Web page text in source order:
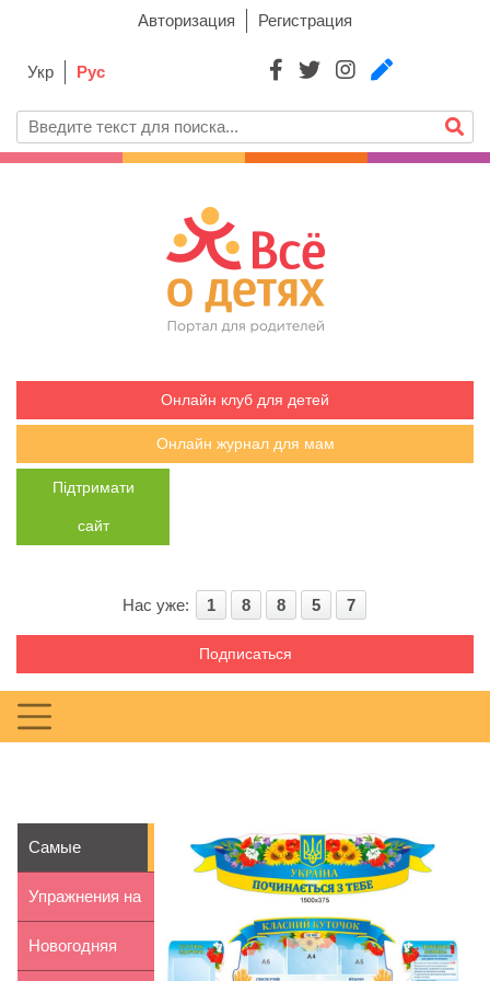
Авторизация Регистрация
Укр Рус
Онлайн клуб для детей
Онлайн журнал для мам
Підтримати
сайт
Нас уже: 1 8 8 5 7
Подписаться
Самые
популярные
стенды для
Упражнения на
шведской
Новогодняя